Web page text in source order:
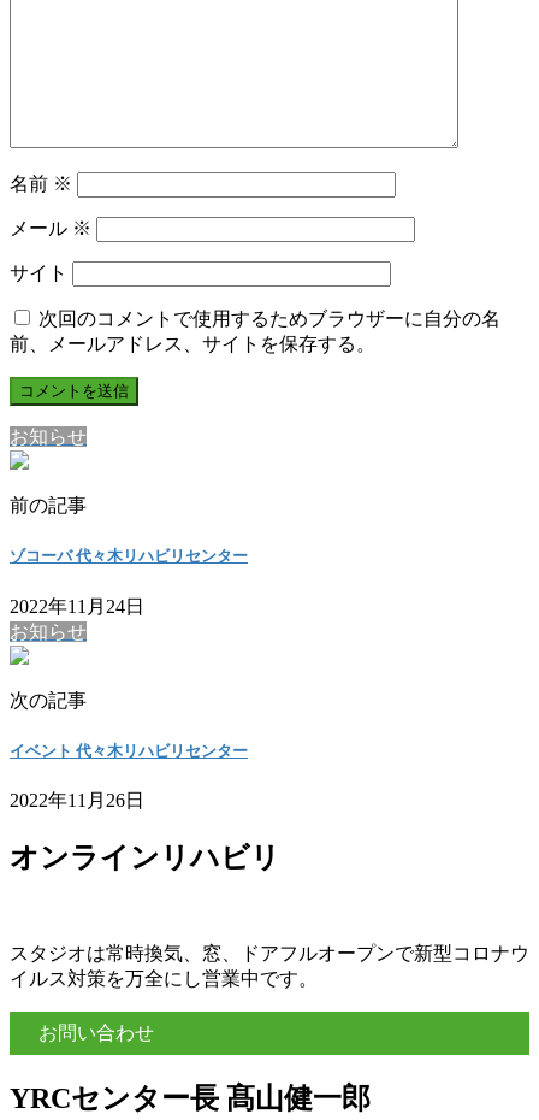
名前 ※
メール ※
サイト
次回のコメントで使用するためブラウザーに自分の名
前、メールアドレス、サイトを保存する。
お知らせ
前の記事
ゾコーバ 代々木リハビリセンター
2022年11月24日
お知らせ
次の記事
イベント 代々木リハビリセンター
2022年11月26日
オンラインリハビリ
スタジオは常時換気、窓、ドアフルオープンで新型コロナウ
イルス対策を万全にし営業中です。
お問い合わせ
YRCセンター長 髙山健一郎